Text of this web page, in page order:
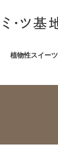
植物性スイーツ